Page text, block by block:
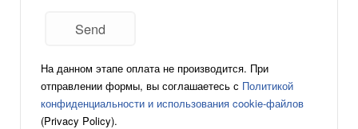
На данном этапе оплата не производится. При
отправлении формы, вы соглашаетесь с Политикой
конфиденциальности и использования cookie-файлов
(Privacy Policy).